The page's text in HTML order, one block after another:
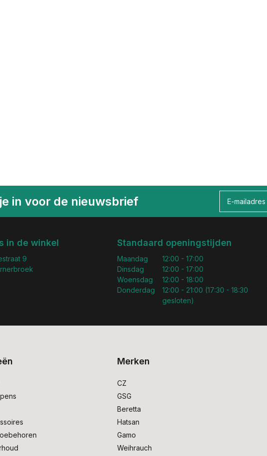
in voor de nieuwsbrief
in de winkel
9
Standaard openingstijden
Maandag
Dinsdag
Woensdag
Donderdag
12:00 - 17:00
12:00 - 17:00
12:00 - 18:00
12:00 - 21:00 (17:30 - 18:30
gesloten)
Merken
CZ
GSG
Beretta
Hatsan
Gamo
Weihrauch